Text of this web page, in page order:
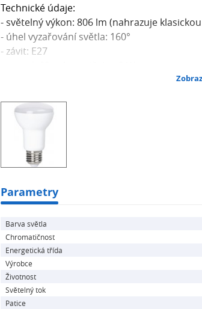
Technické údaje:
- světelný výkon: 806 lm (nahrazuje
- úhel vyzařování světla: 160°
- závit: E27
- barevná teplota: 3000 K (teplá bílá)
- design: R 63, průměr: 63 mm, výška: 101 mm
- životnost: cca 15 000 hodin
- index reprodukce barev RA: min. 80
Parametry
Barva světla
Chromatičnost
Energetická třída
Výrobce
Životnost
Světelný tok
Patice